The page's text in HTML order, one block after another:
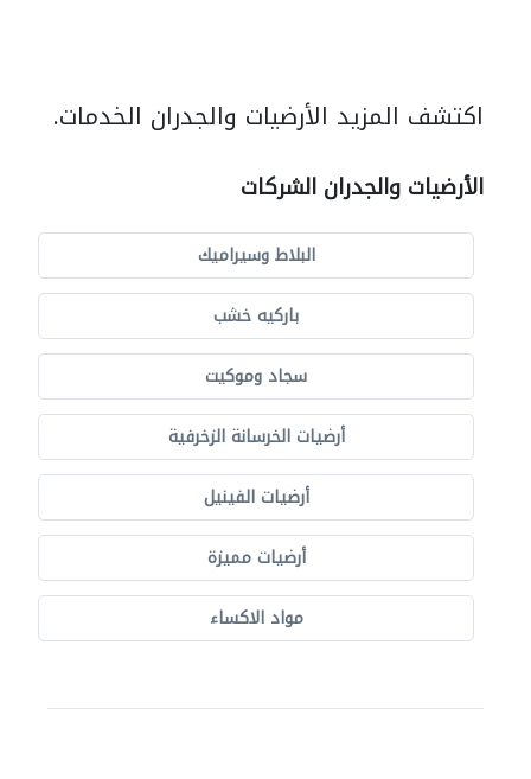
اكتشف المزيد الأرضيات والجدران الخدمات.
الأرضيات والجدران الشركات
البلاط وسيراميك
باركيه خشب
سجاد وموكيت
أرضيات الخرسانة الزخرفية
أرضيات الفينيل
أرضيات مميزة
مواد الاكساء